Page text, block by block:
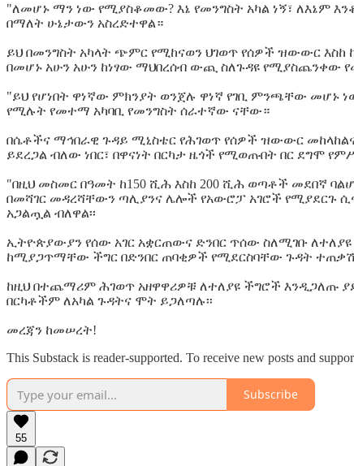
"ለመሆኑ ማን ነው የሚያስቆመው? እኔ የመንግስት አካል ነኝ፣ ለእኔም
በማለት ሁኔታውን አስረድተዋል።
ይህ በመንግስት አካላት ጭምር የሚከናወን ህገወጥ የሰዎች ዝውውር
በመሆኑ አሁን አሁን ከነፃው ማህበረሰብ ውጪ ስለጉዳዩ የሚያስጨንቀው
"ይህ የሆነበት ዋነኛው ምክንያት ወንጀሉ ዋነኛ የገቢ ምንጫቸው መሆኑ
የሚሉት የመተማ አካባቢ የመንግስት ሰራተኛው ናቸው።
በሴቶችና ማኅበራዊ ጉዳይ ሚኒስቴር የሕገወጥ የሰዎች ዝውውር
ይደረጋል ብለው ነበር፣ በዋናነት በርካታ ዜጎች የሚወጡበት በር ደግሞ
"በዚህ መስመር በዓመት ከ150 ሺሕ እስከ 200 ሺሕ ወጣቶች መደበኛ
በመሻገር መዳረሻቸውን ጣሊያንና ሌሎች የአውሮፓ አገሮች የሚያደርጉ
አጋልጧል ብለዋል፡፡
ኢትዮጵያውያን የሰው አገር አቋርጠውና ድንበር ጥሰው ስለሚገቡ
ከሚያጋጥማቸው ችግር በድንበር ጠባቂዎች የሚደርስባቸው ጉዳት ተጠቃሽ
ከዚህ በተጨማሪም ሕገወጥ አዘዋዋሪዎቹ ለተለያዩ ችግሮች እንዲጋለጡ
በርካቶችም ለአካል ጉዳትና ሞት ይጋለጣሉ፡፡
መረጃን ከመሠረት!
This Substack is reader-supported. To receive new posts and
Subscribe
55